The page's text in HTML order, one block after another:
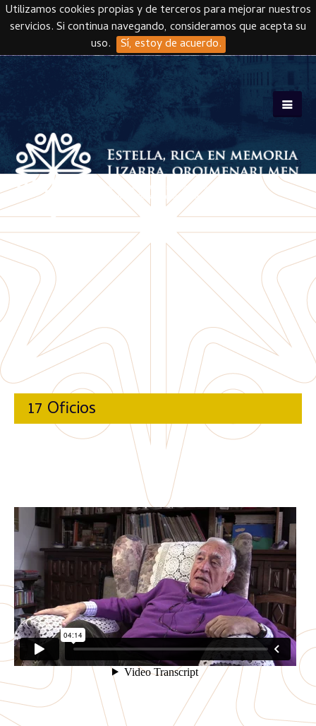
Utilizamos cookies propias y de terceros para mejorar nuestros
servicios. Si continua navegando, consideramos que acepta su
uso. Sí, estoy de acuerdo.
Skip to main content
17 Oficios